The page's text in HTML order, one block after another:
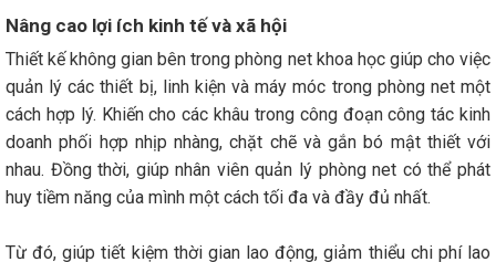
Nâng cao lợi ích kinh tế và xã hội
Thiết kế không gian bên trong phòng net khoa học giúp cho việc
quản lý các thiết bị, linh kiện và máy móc trong phòng net một
cách hợp lý. Khiến cho các khâu trong công đoạn công tác kinh
doanh phối hợp nhịp nhàng, chặt chẽ và gắn bó mật thiết với
nhau. Đồng thời, giúp nhân viên quản lý phòng net có thể phát
huy tiềm năng của mình một cách tối đa và đầy đủ nhất.
Từ đó, giúp tiết kiệm thời gian lao động, giảm thiểu chi phí lao